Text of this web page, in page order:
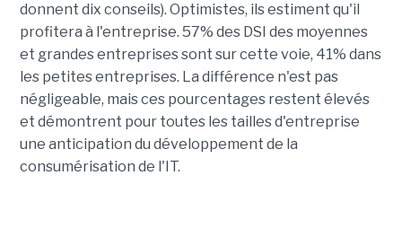
donnent dix conseils). Optimistes, ils estiment qu'il
profitera à l'entreprise. 57% des DSI des moyennes
et grandes entreprises sont sur cette voie, 41% dans
les petites entreprises. La différence n'est pas
négligeable, mais ces pourcentages restent élevés
et démontrent pour toutes les tailles d'entreprise
une anticipation du développement de la
consumérisation de l'IT.